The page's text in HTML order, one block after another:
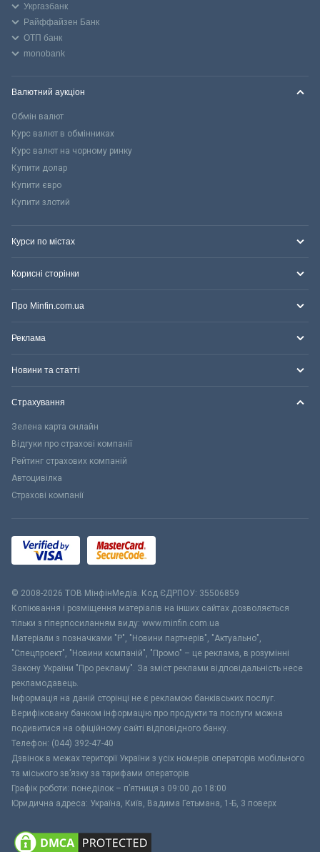
Укргазбанк
Райффайзен Банк
ОТП банк
monobank
Валютний аукціон
Обмін валют
Курс валют в обмінниках
Курс валют на чорному ринку
Купити долар
Купити євро
Купити злотий
Курси по містах
Корисні сторінки
Про Minfin.com.ua
Реклама
Новини та статті
Страхування
Зелена карта онлайн
Відгуки про страхові компанії
Рейтинг страхових компаній
Автоцивілка
Страхові компанії
© 2008-2026 ТОВ МiнфiнМедiа. Код ЄДРПОУ: 35506859
Копіювання і розміщення матеріалів на інших сайтах дозволяється
тільки з гіперпосиланням виду: www.minfin.com.ua
Матеріали з позначками "Р", "Новини партнерів", "Актуально",
"Спецпроект", "Новини компаній", "Промо" – це реклама, в розумінні
Закону України "Про рекламу". За зміст реклами відповідальність несе
рекламодавець.
Інформація на даній сторінці не є рекламою банківських послуг.
Верифіковану банком інформацію про продукти та послуги можна
подивитися на офіційному сайті відповідного банку.
Телефон: (044) 392-47-40
Дзвінок в межах території України з усіх номерів операторів мобільного
та міського зв’язку за тарифами операторів
Графік роботи: понеділок – п’ятниця з 09:00 до 18:00
Юридична адреса: Україна, Київ, Вадима Гетьмана, 1-Б, 3 поверх